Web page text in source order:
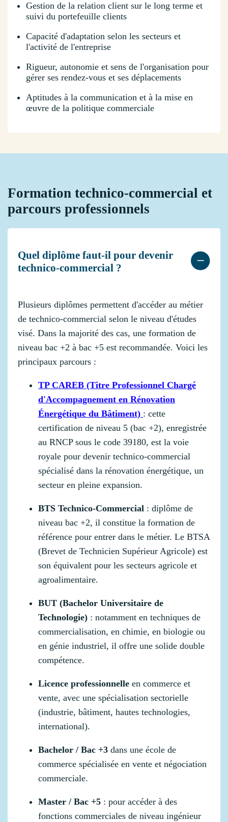
Gestion de la relation client sur le long terme et
suivi du portefeuille clients
Capacité d'adaptation selon les secteurs et
l'activité de l'entreprise
Rigueur, autonomie et sens de l'organisation pour
gérer ses rendez-vous et ses déplacements
Aptitudes à la communication et à la mise en
œuvre de la politique commerciale
Formation technico-commercial et
parcours professionnels
Quel diplôme faut-il pour devenir
technico-commercial ?
Plusieurs diplômes permettent d'accéder au métier
de technico-commercial selon le niveau d'études
visé. Dans la majorité des cas, une formation de
niveau bac +2 à bac +5 est recommandée. Voici les
principaux parcours :
TP CAREB (Titre Professionnel Chargé
d'Accompagnement en Rénovation
Énergétique du Bâtiment) : cette
certification de niveau 5 (bac +2), enregistrée
au RNCP sous le code 39180, est la voie
royale pour devenir technico-commercial
spécialisé dans la rénovation énergétique, un
secteur en pleine expansion.
BTS Technico-Commercial : diplôme de
niveau bac +2, il constitue la formation de
référence pour entrer dans le métier. Le BTSA
(Brevet de Technicien Supérieur Agricole) est
son équivalent pour les secteurs agricole et
agroalimentaire.
BUT (Bachelor Universitaire de
Technologie) : notamment en techniques de
commercialisation, en chimie, en biologie ou
en génie industriel, il offre une solide double
compétence.
Licence professionnelle en commerce et
vente, avec une spécialisation sectorielle
(industrie, bâtiment, hautes technologies,
international).
Bachelor / Bac +3 dans une école de
commerce spécialisée en vente et négociation
commerciale.
Master / Bac +5 : pour accéder à des
fonctions commerciales de niveau ingénieur